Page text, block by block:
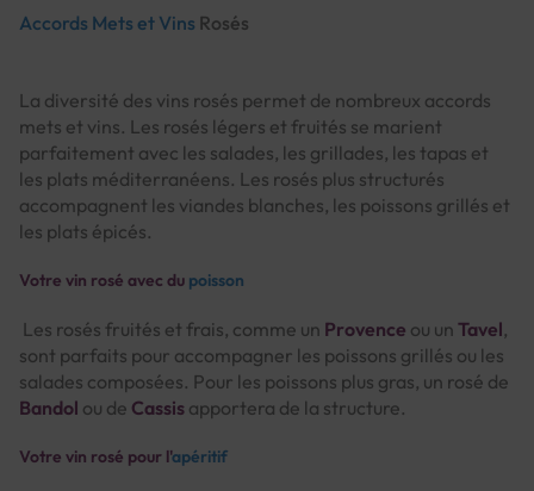
Accords Mets et Vins Rosés
La diversité des vins rosés permet de nombreux accords
mets et vins. Les rosés légers et fruités se marient
parfaitement avec les salades, les grillades, les tapas et
les plats méditerranéens. Les rosés plus structurés
accompagnent les viandes blanches, les poissons grillés et
les plats épicés.
Votre vin rosé avec du poisson
Les rosés fruités et frais, comme un Provence ou un Tavel,
sont parfaits pour accompagner les poissons grillés ou les
salades composées. Pour les poissons plus gras, un rosé de
Bandol ou de Cassis apportera de la structure.
Votre vin rosé pour l'apéritif